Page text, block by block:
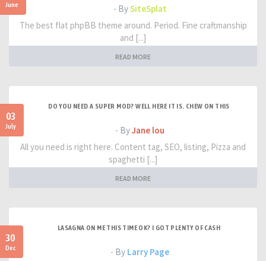
June - BySiteSplat
The best flat phpBB theme around. Period. Fine craftmanship
and [...]
READ MORE
03
July
DO YOU NEED A SUPER MOD? WELL HERE IT IS. CHEW ON THIS
- ByJane lou
All you need is right here. Content tag, SEO, listing, Pizza and
spaghetti [...]
READ MORE
30
Dec
LASAGNA ON ME THIS TIME OK? I GOT PLENTY OF CASH
- By Larry Page